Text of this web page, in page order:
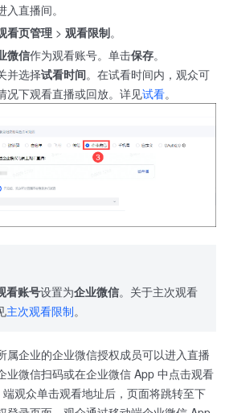
直播间。
看页管理 > 观看限制。
微信作为观看账号。单击保存。
并选择试看时间。在试看时间内，观众可
况下观看直播或回放。详见试看。
看账号设置为企业微信。关于主次观看
主次观看限制。
属企业的企业微信授权成员可以进入直播
业微信扫码或在企业微信 App 中点击观看
观众单击观看地址后，页面将跳转至下